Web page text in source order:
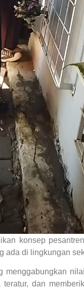
konsep
ada di lingkungan
dan